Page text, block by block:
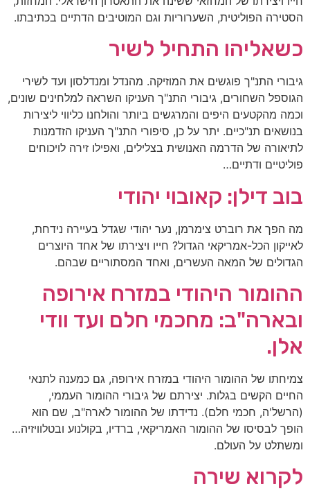
הסטירה הפוליטית, השערוריות וגם המוטיבים הדתיים בכתיבתו.
כשאליהו התחיל לשיר
גיבורי התנ"ך פוגשים את המוזיקה. מהנדל ומנדלסון ועד לשירי
הגוספל השחורים, גיבורי התנ"ך העניקו השראה למלחינים שונים,
וכמה מהקטעים היפים והמרגשים ביותר והולחנו כליווי ליצירות
בנושאים תנ"כיים. יתר על כן, סיפורי התנ"ך העניקו הזדמנות
לתיאורה של הדרמה האנושית בצלילים, ואפילו זירה לויכוחים
פוליטיים ודתיים…
בוב דילן: קאובוי יהודי
מה הפך את רוברט צימרמן, נער יהודי שגדל בעיירה נידחת,
לאייקון הכל-אמריקאי הגדול? חייו ויצירתו של אחד היוצרים
הגדולים של המאה העשרים, ואחד המסתוריים שבהם.
ההומור היהודי במזרח אירופה
ובארה"ב: מחכמי חלם ועד וודי
אלן.
צמיחתו של ההומור היהודי במזרח אירופה, גם כמענה לתנאי
החיים הקשים בגלות. יצירתם של גיבורי ההומור העממי,
(הרשל'ה, חכמי חלם). נדידתו של ההומור לארה"ב, שם הוא
הופך לבסיסו של ההומור האמריקאי, ברדיו, בקולנוע ובטלוויזיה…
ומשתלט על העולם.
לקרוא שירה